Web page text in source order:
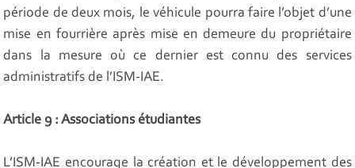
période de deux mois, le véhicule pourra faire l’objet d’une
mise en fourrière après mise en demeure du propriétaire
dans la mesure où ce dernier est connu des services
administratifs de l’ISM-IAE.
Article 9 : Associations étudiantes
L’ISM-IAE encourage la création et le développement des